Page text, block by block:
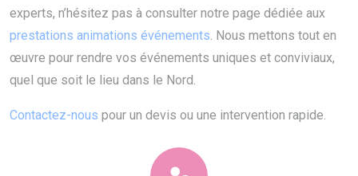
experts, n’hésitez pas à consulter notre page dédiée aux
prestations animations événements. Nous mettons tout en
œuvre pour rendre vos événements uniques et conviviaux,
quel que soit le lieu dans le Nord.
Contactez-nous pour un devis ou une intervention rapide.